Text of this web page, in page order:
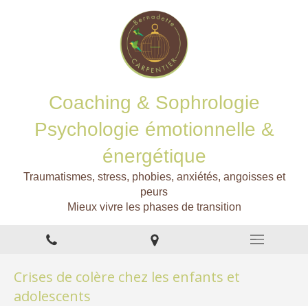
Coaching & Sophrologie
Psychologie émotionnelle &
énergétique
Traumatismes, stress, phobies, anxiétés, angoisses et
peurs
Mieux vivre les phases de transition
Crises de colère chez les enfants et
adolescents